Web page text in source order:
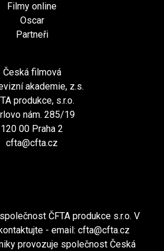
Filmy online
Oscar
Partneři
Česká filmová
akademie, z.s.
produkce, s.r.o.
nám. 285/19
120 00 Praha 2
cfta@cfta.cz
ČFTA produkce s.r.o. V
- email: cfta@cfta.cz
provozuje společnost Česká